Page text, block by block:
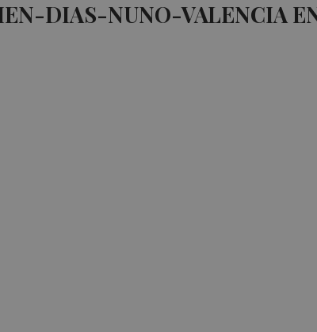
DIAS-NUNO-VALENCIA